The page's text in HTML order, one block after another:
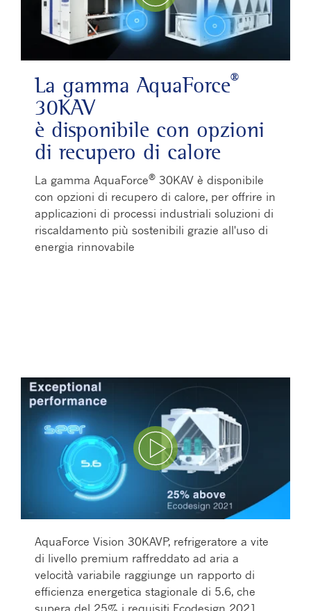
Play Video
La gamma AquaForce®
30KAV
è disponibile con opzioni
di recupero di calore
La gamma AquaForce® 30KAV è disponibile
con opzioni di recupero di calore, per offrire in
applicazioni di processi industriali soluzioni di
riscaldamento più sostenibili grazie all'uso di
energia rinnovabile
Play Video
AquaForce Vision 30KAVP, refrigeratore a vite
di livello premium raffreddato ad aria a
velocità variabile raggiunge un rapporto di
efficienza energetica stagionale di 5.6, che
supera del 25% i requisiti Ecodesign 2021.